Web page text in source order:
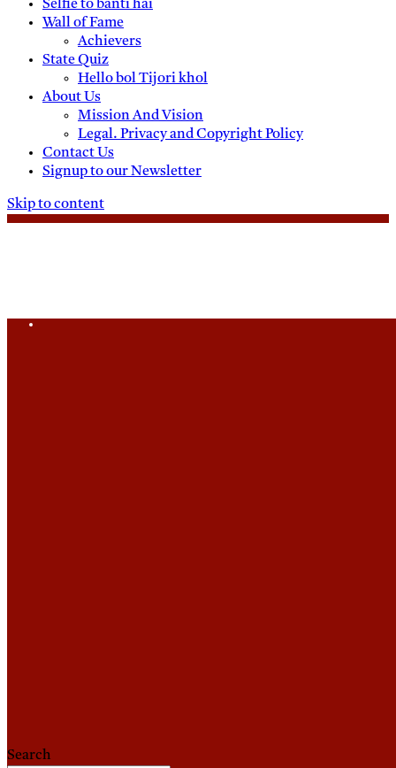
Selfie to banti hai
Wall of Fame
Achievers
State Quiz
Hello bol Tijori khol
About Us
Mission And Vision
Legal. Privacy and Copyright Policy
Contact Us
Signup to our Newsletter
Skip to content
Search